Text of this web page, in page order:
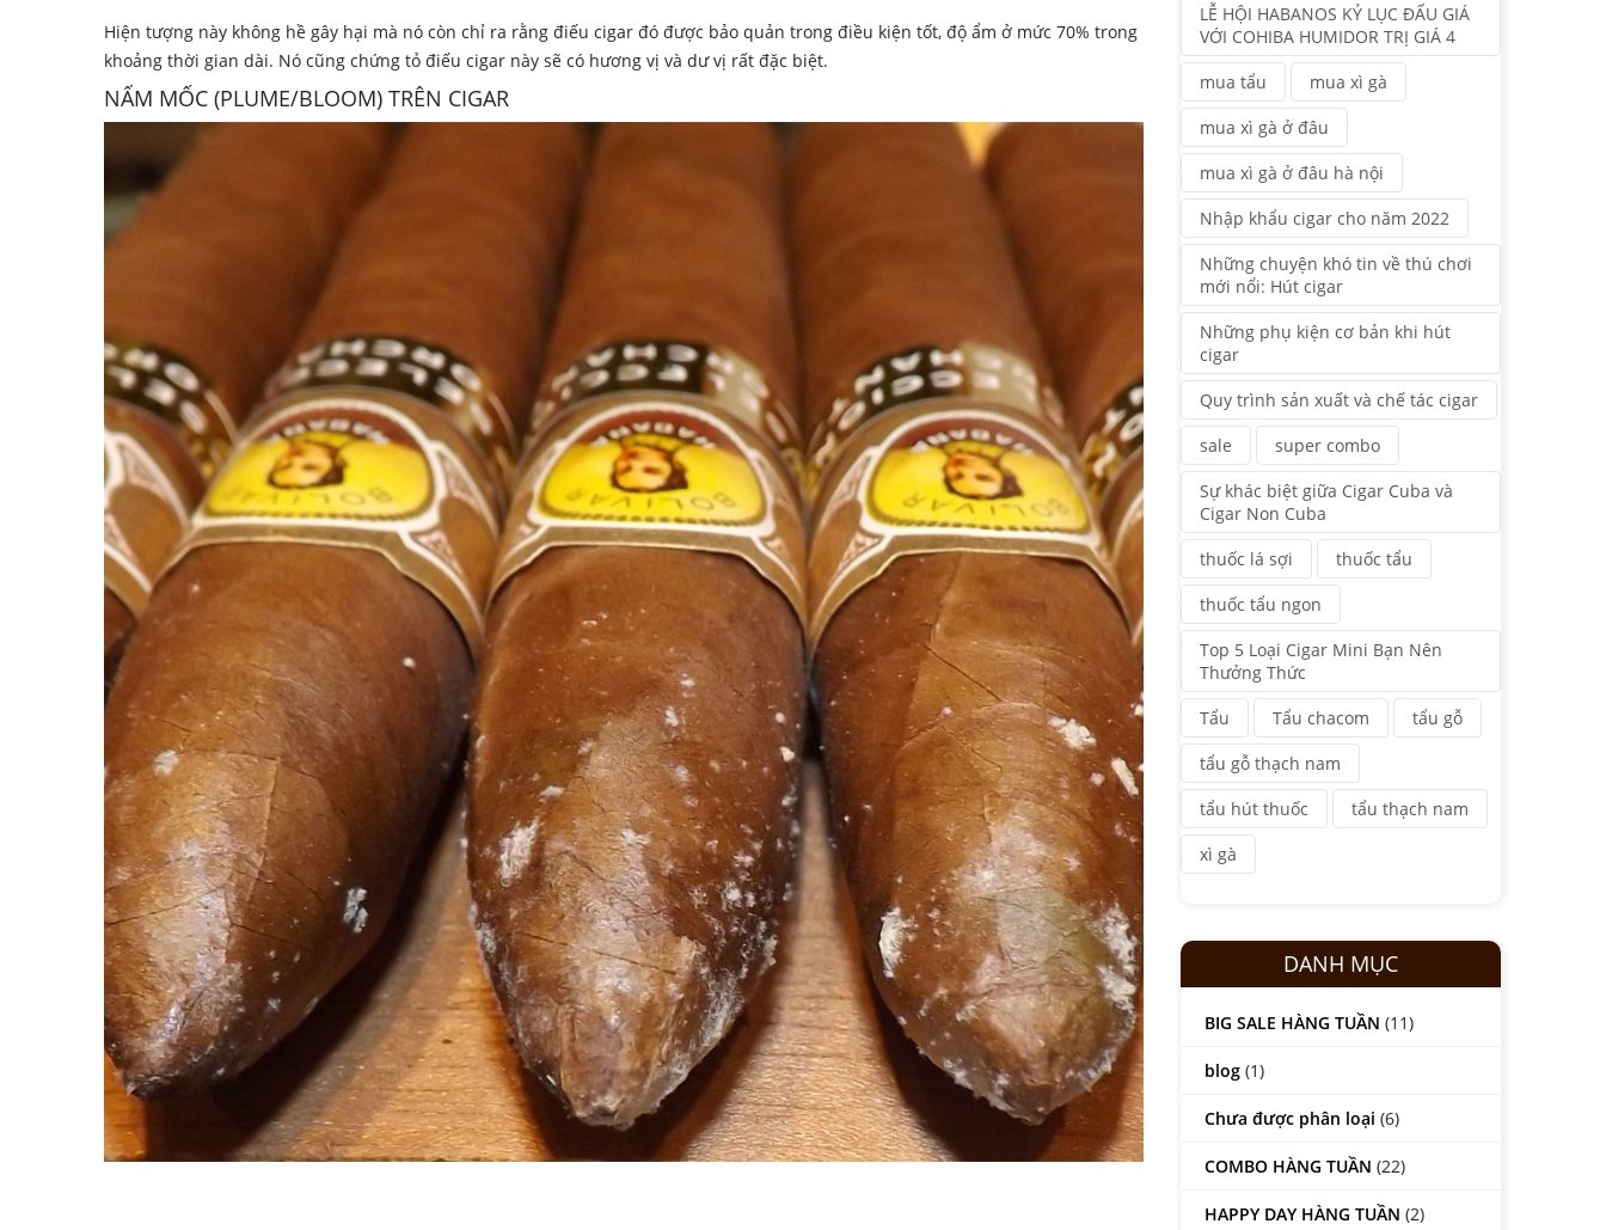
Hiện tượng này không hề gây hại mà nó còn chỉ ra rằng điếu cigar đó được bảo quản trong điều kiện tốt, độ ẩm ở mức 70% trong
khoảng thời gian dài. Nó cũng chứng tỏ điếu cigar này sẽ có hương vị và dư vị rất đặc biệt.
NẤM MỐC (PLUME/BLOOM) TRÊN CIGAR
LỄ HỘI HABANOS KỶ LỤC ĐẤU GIÁ
VỚI COHIBA HUMIDOR TRỊ GIÁ 4
mua tẩu
mua xì gà
mua xì gà ở đâu
mua xì gà ở đâu hà nội
Nhập khẩu cigar cho năm 2022
Những chuyện khó tin về thú chơi
mới nổi: Hút cigar
Những phụ kiện cơ bản khi hút
cigar
Quy trình sản xuất và chế tác cigar
sale
super combo
Sự khác biệt giữa Cigar Cuba và
Cigar Non Cuba
thuốc lá sợi
thuốc tẩu
thuốc tẩu ngon
Top 5 Loại Cigar Mini Bạn Nên
Thưởng Thức
Tẩu
Tẩu chacom
tẩu gỗ
tẩu gỗ thạch nam
tẩu hút thuốc
tẩu thạch nam
xì gà
DANH MỤC
BIG SALE HÀNG TUẦN (11)
blog (1)
Chưa được phân loại (6)
COMBO HÀNG TUẦN (22)
HAPPY DAY HÀNG TUẦN (2)